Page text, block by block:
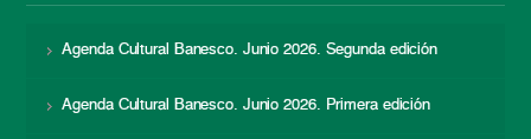
Agenda Cultural Banesco. Junio 2026. Segunda edición
Agenda Cultural Banesco. Junio 2026. Primera edición